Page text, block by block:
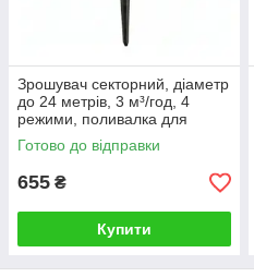
Зрошувач секторний, діаметр
до 24 метрів, 3 м³/год, 4
режими, поливалка для
городу, саду, газону на ніжці
"Модуль"
Готово до відправки
655 ₴
Купити